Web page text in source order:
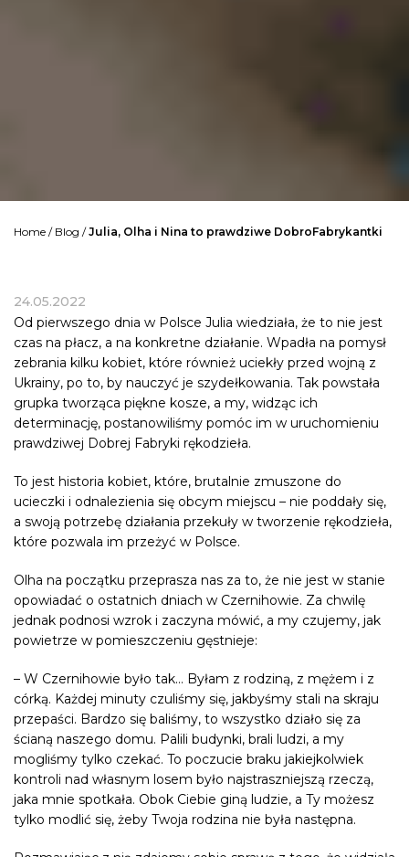
Home / Blog /Julia, Olha i Nina to prawdziwe DobroFabrykantki
24.05.2022
Od pierwszego dnia w Polsce Julia wiedziała, że to nie jest
czas na płacz, a na konkretne działanie. Wpadła na pomysł
zebrania kilku kobiet, które również uciekły przed wojną z
Ukrainy, po to, by nauczyć je szydełkowania. Tak powstała
grupka tworząca piękne kosze, a my, widząc ich
determinację, postanowiliśmy pomóc im w uruchomieniu
prawdziwej Dobrej Fabryki rękodzieła.
To jest historia kobiet, które, brutalnie zmuszone do
ucieczki i odnalezienia się obcym miejscu – nie poddały się,
a swoją potrzebę działania przekuły w tworzenie rękodzieła,
które pozwala im przeżyć w Polsce.
Olha na początku przeprasza nas za to, że nie jest w stanie
opowiadać o ostatnich dniach w Czernihowie. Za chwilę
jednak podnosi wzrok i zaczyna mówić, a my czujemy, jak
powietrze w pomieszczeniu gęstnieje:
– W Czernihowie było tak… Byłam z rodziną, z mężem i z
córką. Każdej minuty czuliśmy się, jakbyśmy stali na skraju
przepaści. Bardzo się baliśmy, to wszystko działo się za
ścianą naszego domu. Palili budynki, brali ludzi, a my
mogliśmy tylko czekać. To poczucie braku jakiejkolwiek
kontroli nad własnym losem było najstraszniejszą rzeczą,
jaka mnie spotkała. Obok Ciebie giną ludzie, a Ty możesz
tylko modlić się, żeby Twoja rodzina nie była następna.